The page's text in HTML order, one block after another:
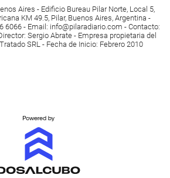
Aires - Edificio Bureau Pilar Norte, Local 5,
KM 49.5, Pilar, Buenos Aires, Argentina -
6066 - Email : info@pilaradiario.com - Contacto:
: Sergio Abrate - Empresa propietaria del
SRL - Fecha de Inicio: Febrero 2010